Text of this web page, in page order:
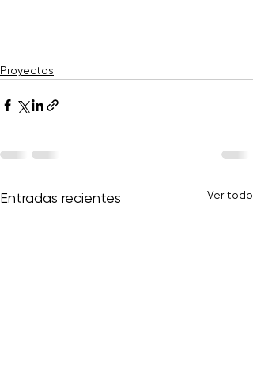
Proyectos
Entradas recientes Ver todo